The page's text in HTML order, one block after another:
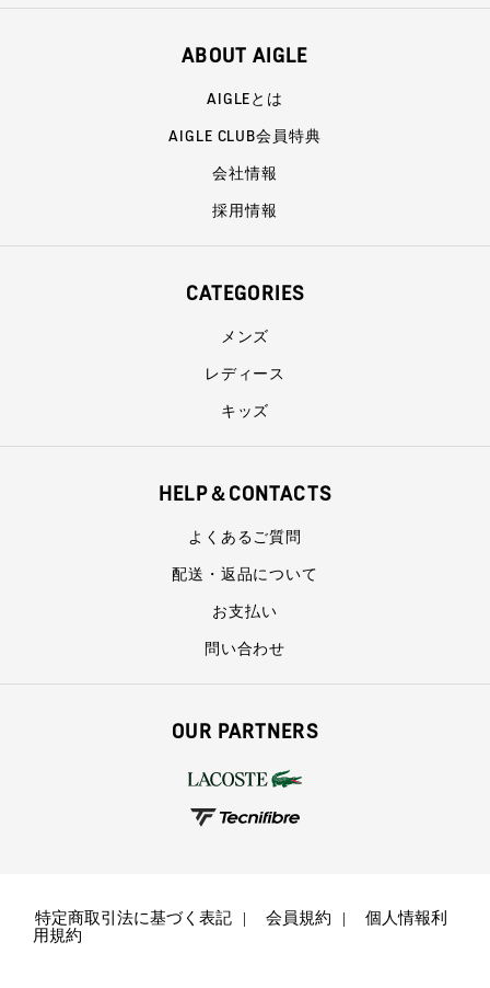
ABOUT AIGLE
AIGLEとは
AIGLE CLUB会員特典
会社情報
採用情報
CATEGORIES
メンズ
レディース
キッズ
HELP＆CONTACTS
よくあるご質問
配送・返品について
お支払い
問い合わせ
OUR PARTNERS
特定商取引法に基づく表記 会員規約
個人情報利
用規約